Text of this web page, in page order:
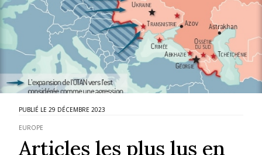
29 DÉCEMBRE 2023
EUROPE
Articles les plus lus en